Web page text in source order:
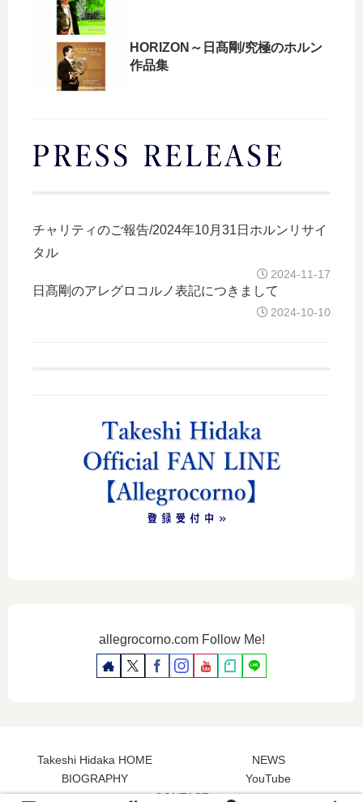
HORIZON～日髙剛/究極のホルン
作品集
チャリティのご報告/2024年10月31日ホルンリサイ
タル
2024-11-17
日髙剛のアレグロコルノ表記につきまして
2024-10-10
allegrocorno.com Follow Me!
Takeshi Hidaka HOME
NEWS
BIOGRAPHY
YouTube
CONTACT